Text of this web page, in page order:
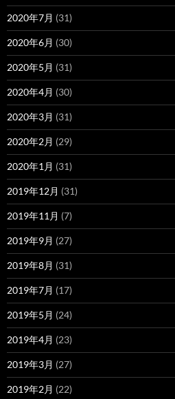
2020年7月 (31)
2020年6月 (30)
2020年5月 (31)
2020年4月 (30)
2020年3月 (31)
2020年2月 (29)
2020年1月 (31)
2019年12月 (31)
2019年11月 (7)
2019年9月 (27)
2019年8月 (31)
2019年7月 (17)
2019年5月 (24)
2019年4月 (23)
2019年3月 (27)
2019年2月 (22)